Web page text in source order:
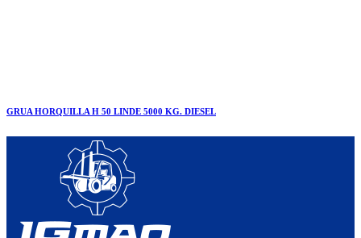
GRUA HORQUILLA H 50 LINDE 5000 KG. DIESEL